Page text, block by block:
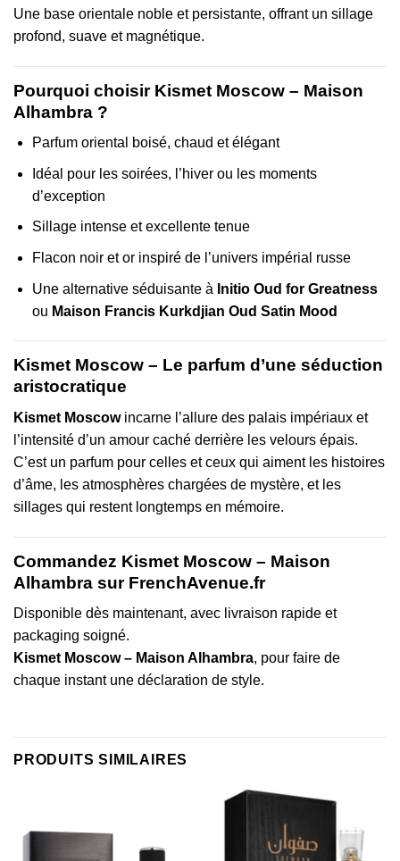
Une base orientale noble et persistante, offrant un sillage
profond, suave et magnétique.
Pourquoi choisir Kismet Moscow – Maison
Alhambra ?
Parfum oriental boisé, chaud et élégant
Idéal pour les soirées, l’hiver ou les moments
d’exception
Sillage intense et excellente tenue
Flacon noir et or inspiré de l’univers impérial russe
Une alternative séduisante à Initio Oud for Greatness
ou Maison Francis Kurkdjian Oud Satin Mood
Kismet Moscow – Le parfum d’une séduction
aristocratique
Kismet Moscowincarne l’allure des palais impériaux et
l’intensité d’un amour caché derrière les velours épais.
C’est un parfum pour celles et ceux qui aiment les histoires
d’âme, les atmosphères chargées de mystère, et les
sillages qui restent longtemps en mémoire.
Commandez Kismet Moscow – Maison
Alhambra sur FrenchAvenue.fr
Disponible dès maintenant, avec livraison rapide et
packaging soigné.
Kismet Moscow – Maison Alhambra, pour faire de
chaque instant une déclaration de style.
PRODUITS SIMILAIRES